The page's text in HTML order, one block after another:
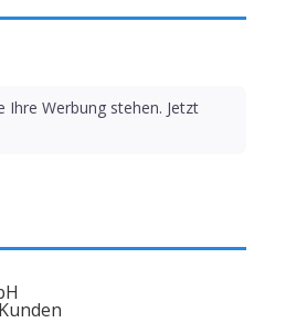
Ihre Werbung stehen. Jetzt